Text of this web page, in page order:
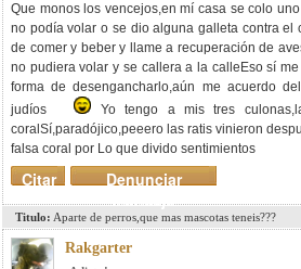
Que monos los vencejos,en mí casa se colo
no podía volar o se dio alguna galleta contra
de comer y beber y llame a recuperación de
no pudiera volar y se callera a la calleEso sí
forma de desengancharlo,aún me acuerdo
judíos
Yo tengo a mis tres
coralSí,paradójico,peeero las ratis vinieron
falsa coral por Lo que divido sentimientos
Denunciar
mensaje
Citar
Titulo: Aparte de perros,que mas mascotas teneis???
Rakgarter